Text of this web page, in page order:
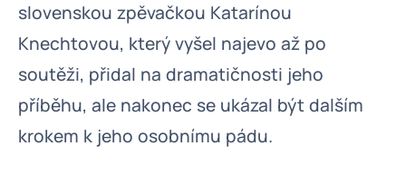
slovenskou zpěvačkou Katarínou
Knechtovou, který vyšel najevo až po
soutěži, přidal na dramatičnosti jeho
příběhu, ale nakonec se ukázal být dalším
krokem k jeho osobnímu pádu.